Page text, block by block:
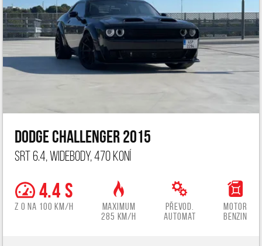
Dodge Challenger 2015
SRT 6.4, widebody, 470 koní
4.4 s
z 0 na 100 km/h
Maximum
285 km/h
Převod.
automat
Motor
benzin